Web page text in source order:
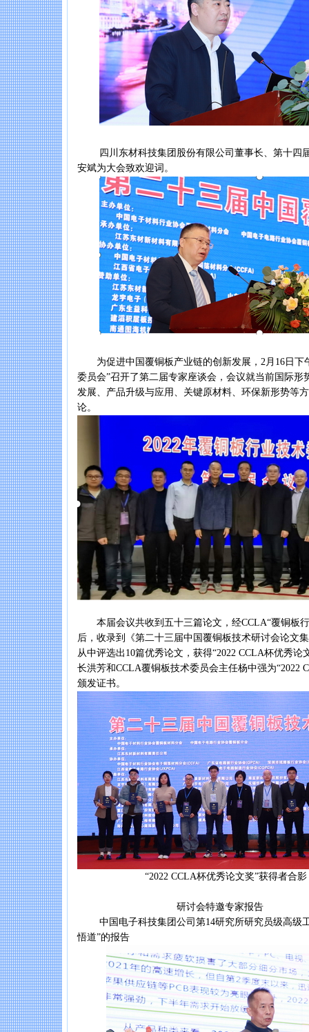
四川东材科技集团股份有限公司董事长、第十四
安斌为大会致欢迎词。
为促进中国覆铜板产业链的创新发展，2月16日下
委员会”召开了第二届专家座谈会，会议就当前国际形
发展、产品升级与应用、关键原材料、环保新形势等
论。
本届会议共收到五十三篇论文，经CCLA“覆铜板行
后，收录到《第二十三届中国覆铜板技术研讨会论文
从中评选出10篇优秀论文，获得“2022 CCLA杯优秀论
长洪芳和CCLA覆铜板技术委员会主任杨中强为“2022
颁发证书。
“2022 CCLA杯优秀论文奖”获得者合影
研讨会特邀专家报告
中国电子科技集团公司第14研究所研究员级高级工
悟道”的报告